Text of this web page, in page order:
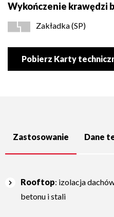
Wykończenie krawędzi
Zakładka (SP)
Pobierz Karty
Rooftop: izolacja
betonu i stali
Zastosowanie Dane